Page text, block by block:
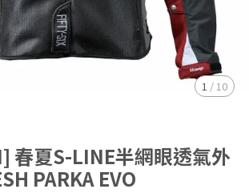
1 / 10
春夏S-LINE半網眼透氣外
PARKA EVO